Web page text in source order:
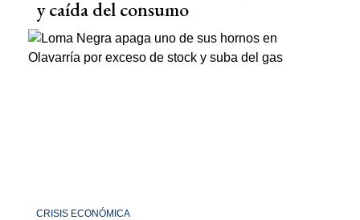
y caída del consumo
CRISIS ECONÓMICA